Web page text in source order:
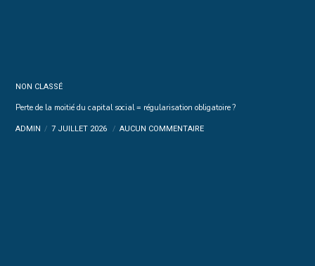
NON CLASSÉ
Perte de la moitié du capital social = régularisation obligatoire ?
ADMIN 7 JUILLET 2026 AUCUN COMMENTAIRE